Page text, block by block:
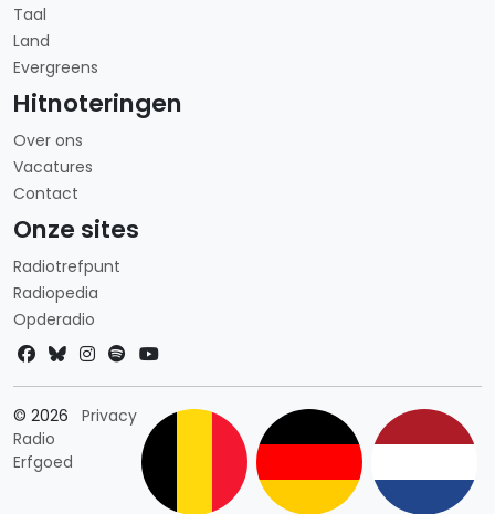
Taal
Land
Evergreens
Hitnoteringen
Over ons
Vacatures
Contact
Onze sites
Radiotrefpunt
Radiopedia
Opderadio
© 2026
Radio
Erfgoed
PrivacyLandkeuze